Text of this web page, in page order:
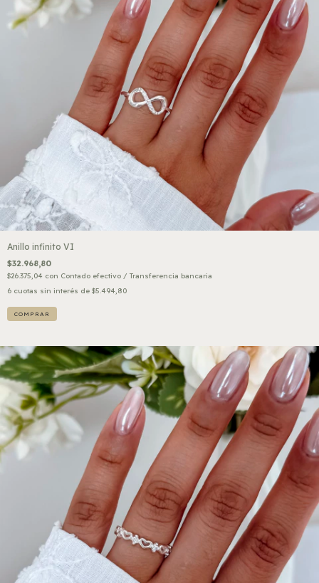
Anillo infinito VI
$32.968,80
$26.375,04 con Contado efectivo / Transferencia bancaria
6 cuotas sin interés de $5.494,80
COMPRAR